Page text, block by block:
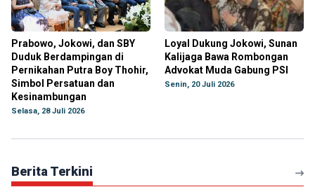
Prabowo, Jokowi, dan SBY
Duduk Berdampingan di
Pernikahan Putra Boy Thohir,
Simbol Persatuan dan
Kesinambungan
Selasa, 28 Juli 2026
Loyal Dukung Jokowi, Sunan
Kalijaga Bawa Rombongan
Advokat Muda Gabung PSI
Senin, 20 Juli 2026
Berita Terkini